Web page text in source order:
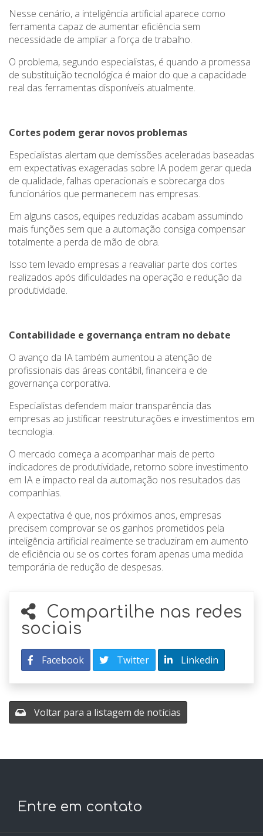
Nesse cenário, a inteligência artificial aparece como
ferramenta capaz de aumentar eficiência sem
necessidade de ampliar a força de trabalho.
O problema, segundo especialistas, é quando a promessa
de substituição tecnológica é maior do que a capacidade
real das ferramentas disponíveis atualmente.
Cortes podem gerar novos problemas
Especialistas alertam que demissões aceleradas baseadas
em expectativas exageradas sobre IA podem gerar queda
de qualidade, falhas operacionais e sobrecarga dos
funcionários que permanecem nas empresas.
Em alguns casos, equipes reduzidas acabam assumindo
mais funções sem que a automação consiga compensar
totalmente a perda de mão de obra.
Isso tem levado empresas a reavaliar parte dos cortes
realizados após dificuldades na operação e redução da
produtividade.
Contabilidade e governança entram no debate
O avanço da IA também aumentou a atenção de
profissionais das áreas contábil, financeira e de
governança corporativa.
Especialistas defendem maior transparência das
empresas ao justificar reestruturações e investimentos em
tecnologia.
O mercado começa a acompanhar mais de perto
indicadores de produtividade, retorno sobre investimento
em IA e impacto real da automação nos resultados das
companhias.
A expectativa é que, nos próximos anos, empresas
precisem comprovar se os ganhos prometidos pela
inteligência artificial realmente se traduziram em aumento
de eficiência ou se os cortes foram apenas uma medida
temporária de redução de despesas.
Compartilhe nas redes
sociais
Facebook Twitter Linkedin
Voltar para a listagem de notícias
Entre em contato